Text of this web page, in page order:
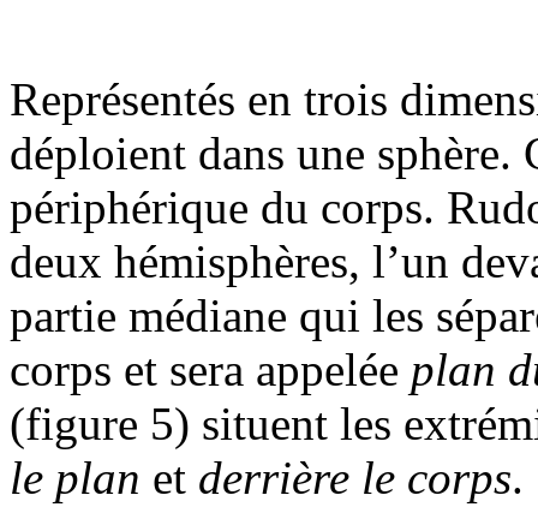
Représentés en trois
déploient dans une sphère.
périphérique du corps.
deux hémisphères, l’un
partie médiane qui les
corps et sera appelée plan
(figure 5) situent les
le plan et derrière le corps.